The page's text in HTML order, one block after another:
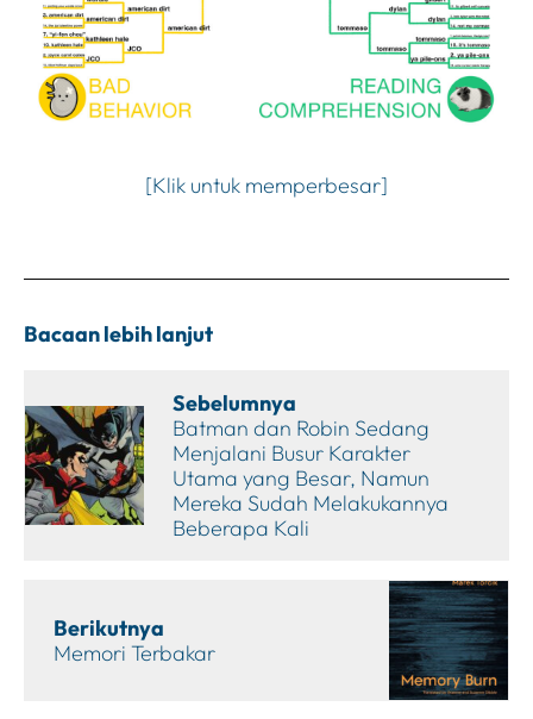
[Klik untuk memperbesar]
Bacaan lebih lanjut
Sebelumnya
Batman dan Robin Sedang
Menjalani Busur Karakter
Utama yang Besar, Namun
Mereka Sudah Melakukannya
Beberapa Kali
Berikutnya
Memori Terbakar